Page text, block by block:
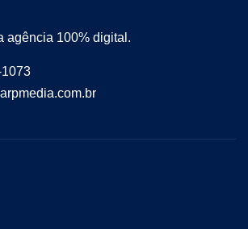
agência 100% digital.